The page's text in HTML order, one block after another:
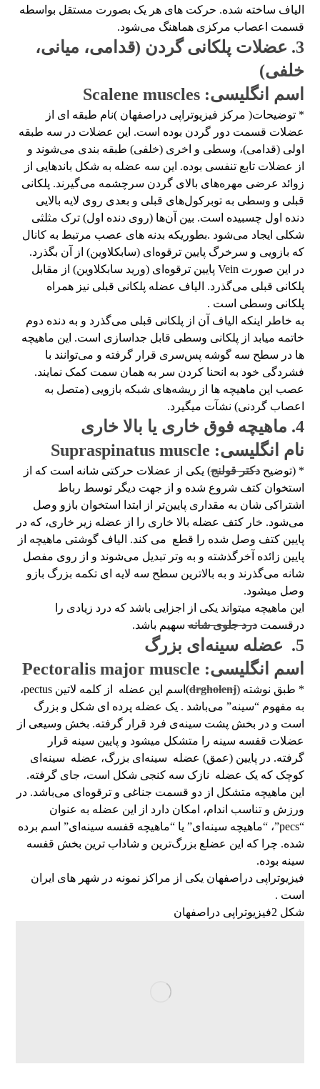
الیاف ساخته شده. حرکت های هر یک بصورت مستقل بواسطه
قسمت اعصاب مرکزی هماهنگ می‌شود.
3. عضلات پلکانی گردن (قدامی، میانی،
خلفی)
اسم انگلیسی: Scalene muscles
* توضیحات( مرکز فیزیوتراپی دراصفهان )نام طبقه ای از
عضلات قسمت دور گردن بوده است. این عضلات در سه طبقه
اولی (قدامی)، وسطی و اخری (خلفی) طبقه بندی می‌شوند و
از عضلات تابع تنفسی بوده. این سه عضله به شکل باندهایی از
زوائد عرضی مهره‌های بالای گردن سرچشمه می‌گیرند. پلکانی
قبلی و وسطی به توبرکول‌های قبلی و بعدی روی لایه بالایی
دنده اول چسبیده است. بین آن‌ها (روی دنده اول) ترک مثلثی
شکلی ایجاد می‌شود .بطوریکه بدنه های عصب مرتبط به کانال
که بازویی و سرخرگ پایین ترقوه‌ای (سابکلاوین) از آن بگذرد.
در این صورت Vein پایین ترقوه‌ای (ورید سابکلاوین) از مقابل
پلکانی قبلی می‌گذرد. الیاف عضله پلکانی قبلی نیز همراه
پلکانی وسطی است .
به خاطر اینکه الیاف آن از پلکانی قبلی می‌گذرد و به دنده دوم
خاتمه میابد از پلکانی وسطی قابل جداسازی است. این ماهیچه
ها در سطح سه گوشه پس‌سری قرار گرفته و می‌توانند با
فشردگی خود به انحنا کردن سر به همان سمت کمک نمایند.
عصب این ماهیچه ها از ریشه‌های شبکه بازویی (متصل به
اعصاب گردنی) نشآت میگیرد.
4. ماهیچه فوق خاری یا بالا خاری
نام انگلیسی: Supraspinatus muscle
* (توضیحدکتر قولنج) یکی از عضلات حرکتی شانه است که از
استخوان کتف شروع شده و از جهت دیگر توسط رباط
اشتراکی شان به مقداری پایین‌تر از ابتدا استخوان بازو وصل
می‌شود. خار کتف عضله بالا خاری را از عضله زیر خاری، که در
پایین کتف وصل شده را قطع می کند. الیاف گوشتی ماهیچه از
پایین زائده آخرگذشته و به وتر تبدیل می‌شوند و از روی مفصل
شانه می‌گذرند و به بالاترین سطح سه لایه ای تکمه بزرگ بازو
وصل میشود.
این ماهیچه میتواند یکی از اجزایی باشد که درد زیادی را
درقسمتدرد جلوی شانهسهیم باشد.
5. عضله سینه‌ای بزرگ
اسم انگلیسی: Pectoralis major muscle
* طبق نوشته (drgholenj
)اسم این عضله از کلمه لاتین pectus،
به مفهوم “سینه” می‌باشد . یک عضله پرده ای شکل و بزرگ
است و در بخش پشت سینه‌ی فرد قرار گرفته. بخش وسیعی از
عضلات قفسه سینه را متشکل میشود و پایین سینه قرار
گرفته. در پایین (عمق) عضله سینه‌ای بزرگ، عضله سینه‌ای
کوچک که یک عضله نازک سه کنجی شکل است، جای گرفته.
این ماهیچه متشکل از دو قسمت جناغی و ترقوه‌ای می‌باشد. در
ورزش و تناسب اندام، امکان دارد از این عضله به عنوان
“pecs”، “ماهیچه سینه‌ای” یا “ماهیچه قفسه سینه‌ای” اسم ‌برده
شده. چرا که این عضلع بزرگ‌ترین و شاداب ترین بخش قفسه
سینه بوده.
فیزیوتراپی دراصفهان یکی از مراکز نمونه در شهر های ایران
است .
شکل 2فیزیوتراپی دراصفهان